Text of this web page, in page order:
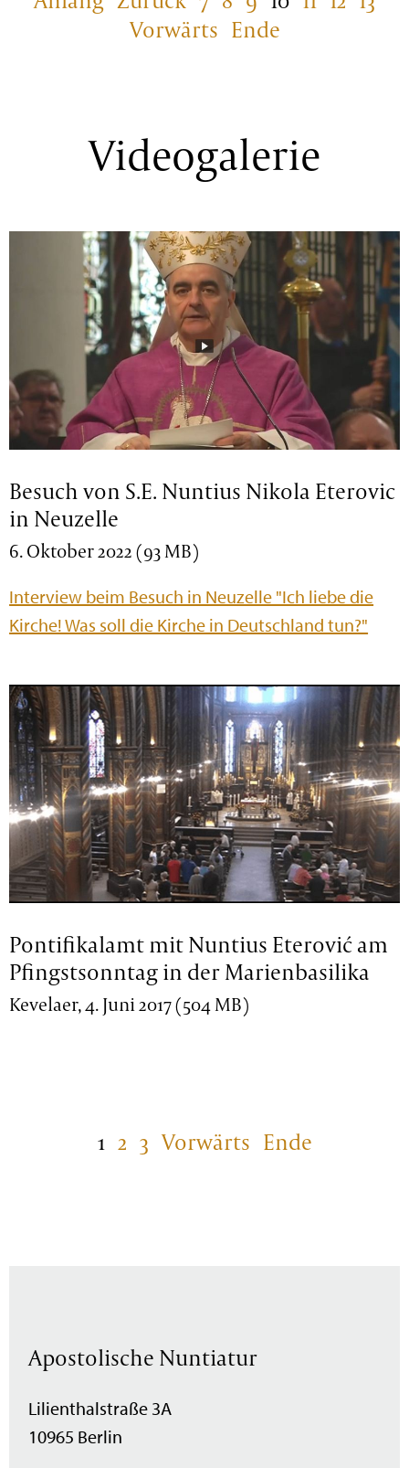
Vorwärts Ende
Videogalerie
Besuch von S.E. Nuntius Nikola Eterovic
in Neuzelle
6. Oktober 2022 (93 MB)
Interview beim Besuch in Neuzelle "Ich liebe die
Kirche! Was soll die Kirche in Deutschland tun?"
Pontifikalamt mit Nuntius Eterović am
Pfingstsonntag in der Marienbasilika
Kevelaer, 4. Juni 2017 (504 MB)
1 2 3 Vorwärts Ende
Apostolische Nuntiatur
Lilienthalstraße 3A
10965 Berlin